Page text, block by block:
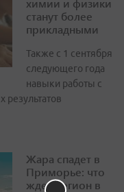
химии и физики
станут более
прикладными
Также с 1 сентября
следующего года
навыки работы с
результатов
Жара спадет в
Приморье: что
ждет регион в